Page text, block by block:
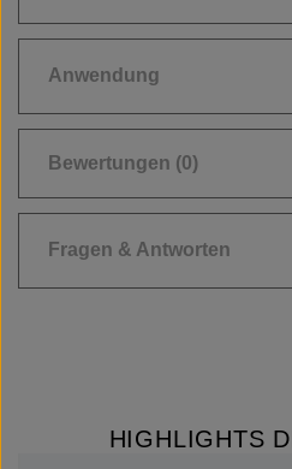
Anwendung
Bewertungen (0)
Fragen & Antworten
HIGHLIGHTS